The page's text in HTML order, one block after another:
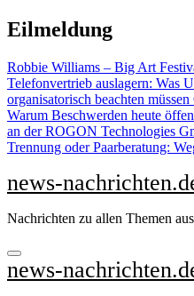
Zu
Inhalten
Eilmeldung
Robbie Williams – Big Art
Telefonvertrieb auslagern: Was
organisatorisch beachten müssen
Warum Beschwerden heute
an der ROGON Technologies
Trennung oder Paarberatung:
news-
Nachrichten zu allen Themen
news-